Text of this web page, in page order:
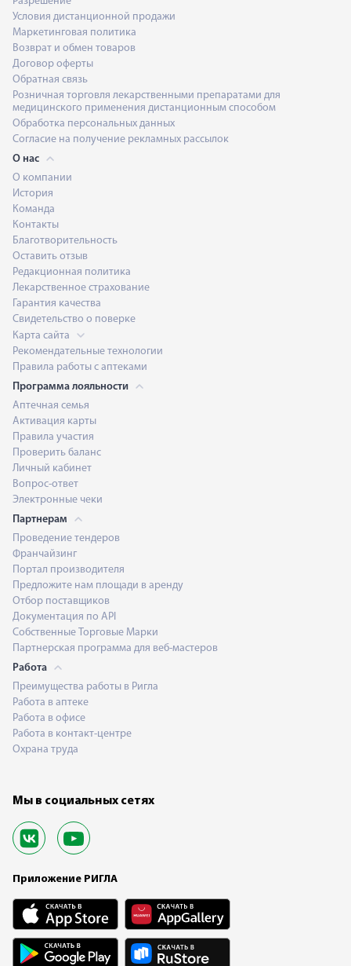
Условия дистанционной продажи
Маркетинговая политика
Возврат и обмен товаров
Договор оферты
Обратная связь
Розничная торговля лекарственными препаратами для
медицинского применения дистанционным способом
Обработка персональных данных
Согласие на получение рекламных рассылок
О нас
О компании
История
Команда
Контакты
Благотворительность
Оставить отзыв
Редакционная политика
Лекарственное страхование
Гарантия качества
Свидетельство о поверке
Карта сайта
Рекомендательные технологии
Правила работы с аптеками
Программа лояльности
Аптечная семья
Активация карты
Правила участия
Проверить баланс
Личный кабинет
Вопрос-ответ
Электронные чеки
Партнерам
Проведение тендеров
Франчайзинг
Портал производителя
Предложите нам площади в аренду
Отбор поставщиков
Документация по API
Собственные Торговые Марки
Партнерская программа для веб-мастеров
Работа
Преимущества работы в Ригла
Работа в аптеке
Работа в офисе
Работа в контакт-центре
Охрана труда
Мы в социальных сетях
Приложение РИГЛА